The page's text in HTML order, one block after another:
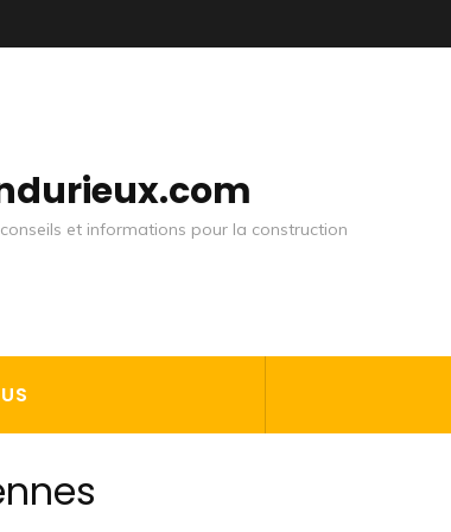
et informations pour la construction